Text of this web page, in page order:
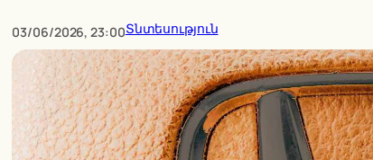
03/06/2026, 23:00Տնտեսություն